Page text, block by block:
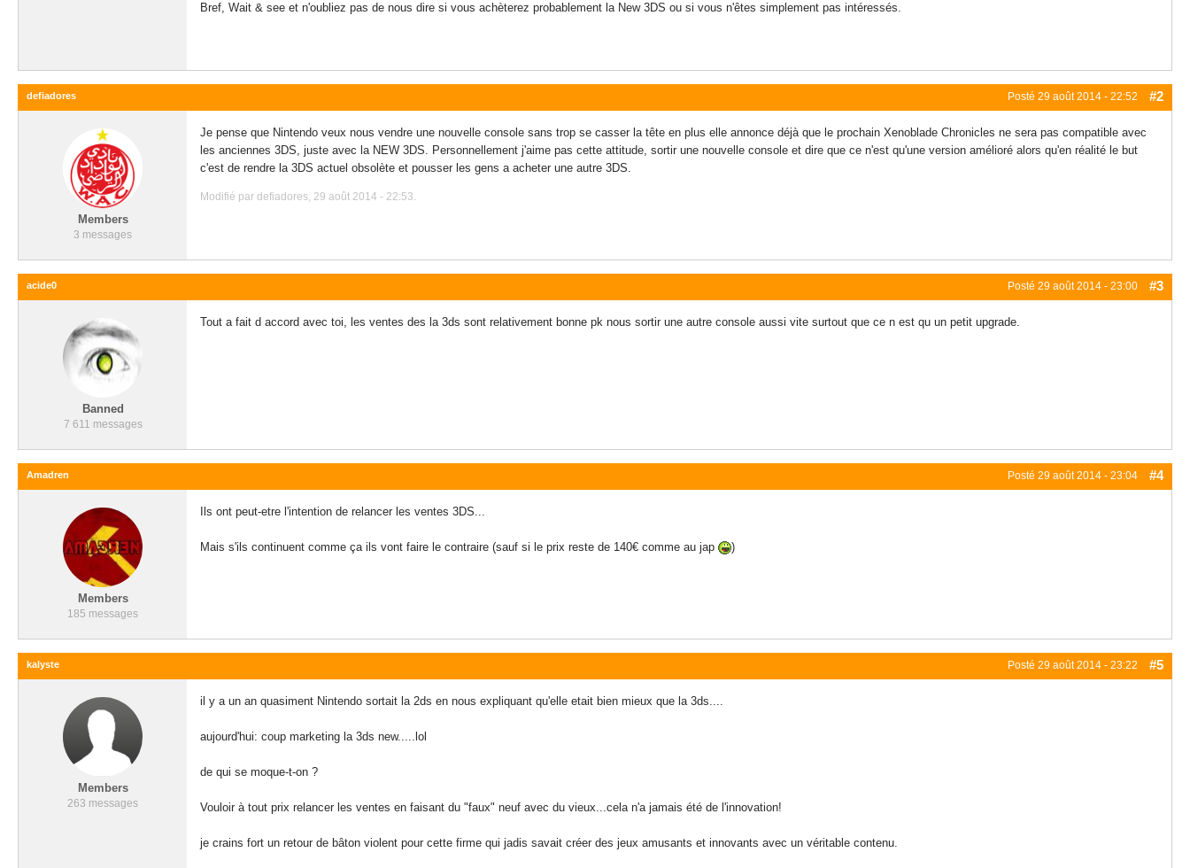
Bref, Wait & see et n'oubliez pas de nous dire si vous achèterez probablement la New 3DS ou si vous n'êtes simplement pas intéressés.
Posté 29 août 2014 - 22:52 #2
defiadores
Members
3 messages
Je pense que Nintendo veux nous vendre une nouvelle console sans trop se casser la tête en plus elle annonce déjà que le prochain Xenoblade Chronicles ne sera pas compatible avec
les anciennes 3DS, juste avec la NEW 3DS. Personnellement j'aime pas cette attitude, sortir une nouvelle console et dire que ce n'est qu'une version amélioré alors qu'en réalité le but
c'est de rendre la 3DS actuel obsolète et pousser les gens a acheter une autre 3DS.
Modifié par defiadores, 29 août 2014 - 22:53.
Posté 29 août 2014 - 23:00 #3
acide0
Banned
7 611 messages
Tout a fait d accord avec toi, les ventes des la 3ds sont relativement bonne pk nous sortir une autre console aussi vite surtout que ce n est qu un petit upgrade.
Posté 29 août 2014 - 23:04 #4
Amadren
Members
185 messages
Ils ont peut-etre l'intention de relancer les ventes 3DS...
Mais s'ils continuent comme ça ils vont faire le contraire (sauf si le prix reste de 140€ comme au jap )
Posté 29 août 2014 - 23:22 #5
kalyste
Members
263 messages
il y a un an quasiment Nintendo sortait la 2ds en nous expliquant qu'elle etait bien mieux que la 3ds....
aujourd'hui: coup marketing la 3ds new.....lol
de qui se moque-t-on ?
Vouloir à tout prix relancer les ventes en faisant du "faux" neuf avec du vieux...cela n'a jamais été de l'innovation!
je crains fort un retour de bâton violent pour cette firme qui jadis savait créer des jeux amusants et innovants avec un véritable contenu.